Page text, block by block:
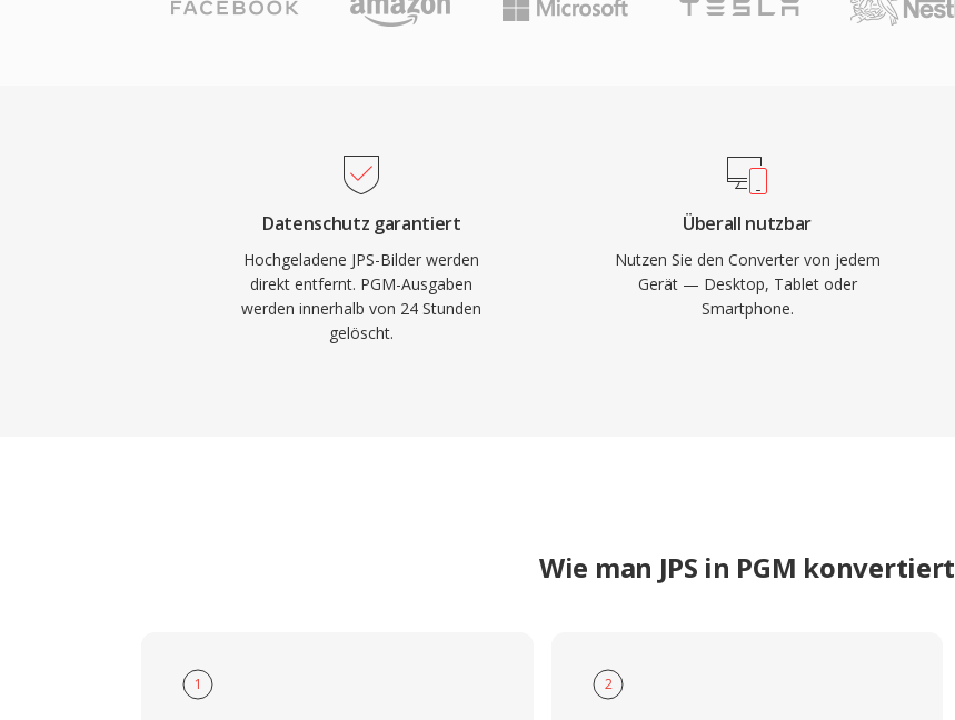
Datenschutz garantiert
Hochgeladene JPS-Bilder werden
direkt entfernt. PGM-Ausgaben
werden innerhalb von 24 Stunden
gelöscht.
Überall nutzbar
Nutzen Sie den Converter von jedem
Gerät — Desktop, Tablet oder
Smartphone.
Wie man JPS in PGM konvertiert
1 2